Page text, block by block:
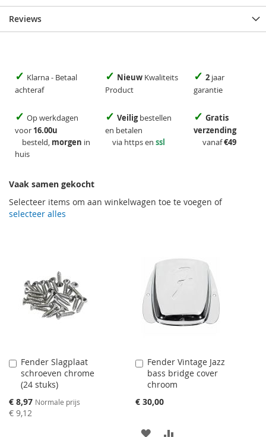
Reviews
✓ Klarna - Betaal
achteraf
✓ Nieuw Kwaliteits
Product
✓ 2 jaar
garantie
✓ Op werkdagen
voor 16.00u
besteld, morgen in
huis
✓ Veiligbestellen
en betalen
via https en ssl
✓ Gratis
verzending
vanaf€49
Vaak samen gekocht
Selecteer items om aan winkelwagen toe te voegen of
selecteer alles
Fender Slagplaat
schroeven chrome
(24 stuks)
Speciale
prijs
€ 8,97 Normale prijs
€ 9,12
Aan
winkelwagen
toevoegen
Fender Vintage Jazz
bass bridge cover
chroom
€ 30,00
Aan
winkelwagen
toevoegen
AAN